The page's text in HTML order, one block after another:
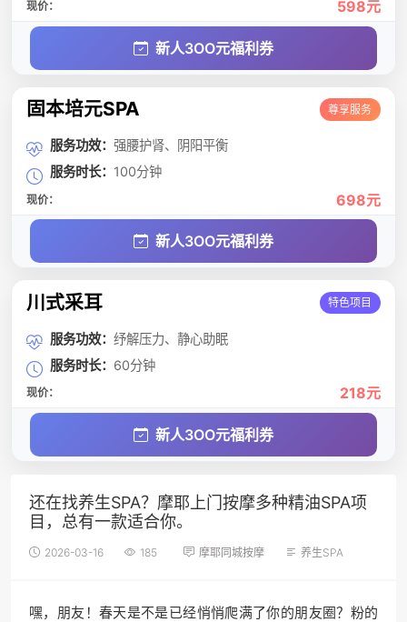
现价： 598元
新人3OO元福利券
固本培元SPA 尊享服务
服务功效： 强腰护肾、阴阳平衡
服务时长： 100分钟
现价： 698元
新人3OO元福利券
川式采耳 特色项目
服务功效： 纾解压力、静心助眠
服务时长： 60分钟
现价： 218元
新人3OO元福利券
还在找养生SPA？摩耶上门按摩多种精油SPA项
目，总有一款适合你。
2026-03-16 185 摩耶同城按摩 养生SPA
嘿，朋友！春天是不是已经悄悄爬满了你的朋友圈？粉的